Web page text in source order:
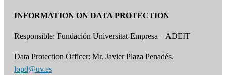
INFORMATION ON DATA PROTECTION
Responsible: Fundación Universitat-Empresa – ADEIT
Data Protection Officer: Mr. Javier Plaza Penadés.
lopd@uv.es